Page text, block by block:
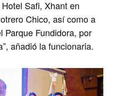
Safi, Xhant en
Chico, así como a
Parque Fundidora, por
añadió la funcionaria.